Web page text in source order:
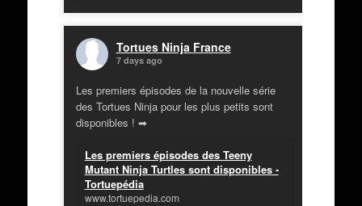
Tortues Ninja France
7 days ago
Les premiers épisodes de la nouvelle série
des Tortues Ninja pour les plus petits sont
disponibles ! ➡
Les premiers épisodes des Teeny
Mutant Ninja Turtles sont disponibles -
Tortuepédia
www.tortuepedia.com